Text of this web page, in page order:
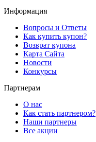
Информация
Вопросы и Ответы
Как купить купон?
Возврат купона
Карта Сайта
Новости
Конкурсы
Партнерам
О нас
Как стать партнером?
Наши партнеры
Все акции